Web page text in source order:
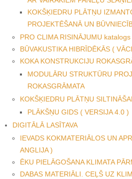
KOKŠĶIEDRU PLĀTŅU
PROJEKTĒŠANĀ UN
PRO CLIMA RISINĀJUMU
BŪVAKUSTIKA HIBRĪDĒKĀS (
KOKA KONSTRUKCIJU
MODULĀRU STRUKTŪRU
ROKASGRĀMATA
KOKŠĶIEDRU PLĀTŅU
PLĀKŠŅU GIDS ( VERSIJA 4.0 )
DIGITĀLĀ LASĪTAVA
IEVADS KOKMATERIĀLOS UN
ANGLIJA )
ĒKU PIELĀGOŠANA KLIMATA
DABAS MATERIĀLI. CEĻŠ UZ